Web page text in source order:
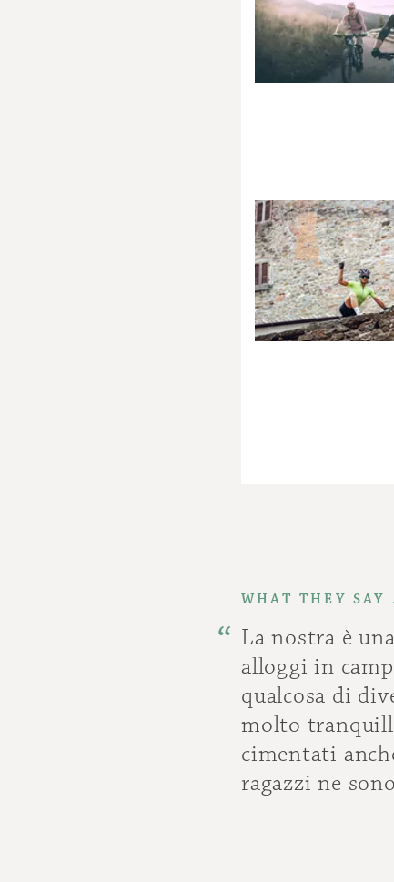
WHAT THEY SAY
La nostra è
alloggi in
qualcosa di
molto
cimentati
ragazzi ne